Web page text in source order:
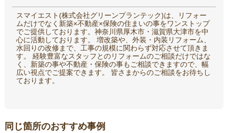
スマイエスト(株式会社グリーンプランテック)は、リフォー
ムだけでなく新築×不動産×保険の住まいの事をワンストップ
でご提供しております。神奈川県厚木市・滋賀県大津市を中
心に活動しております。 増改築や、外装・内装リフォーム、
水回りの改修まで、工事の規模に関わらず対応させて頂きま
す。 経験豊富なスタッフとのリフォームのご相談だけではな
く、新築の事や不動産・保険の事もご相談できますので、幅
広い視点でご提案できます。 皆さまからのご相談をお待ちし
ております。
同じ箇所のおすすめ事例